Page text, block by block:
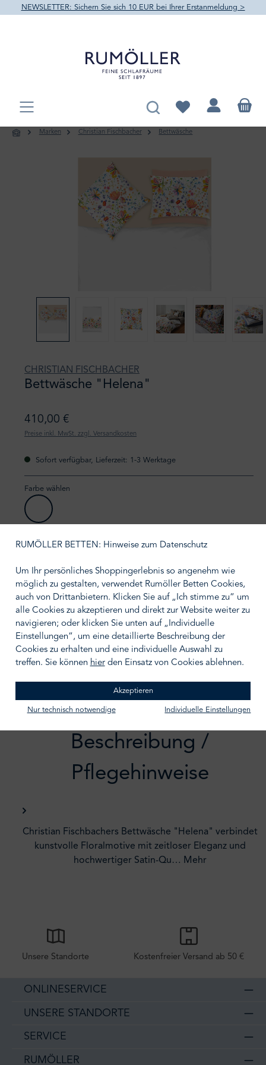
springen
NEWSLETTER: Sichern Sie sich 10 EUR bei Ihrer Erstanmeldung >
Du hast 0 Produkte
Marken Christian Fischbacher Bettwäsche
CHRISTIAN FISCHBACHER
Bettwäsche "Helena"
410,00 €
Preise inkl. MwSt. zzgl. Versandkosten
Sofort verfügbar, Lieferzeit: 1-3 Werktage
Farbe wählen
010 weiß
Größe wählenauswählen
IN DEN WARENKORB
Zum Merkzettel hinzufügen
Beschreibung /
Pflegehinweise
Christian Fischbachers Bettwäsche "Helena" verbindet
kunstvolle Floralmotive mit zeitloser Eleganz und
hochwertiger Satin-Qu… Mehr
Unsere Standorte Kostenfreier Versand ab 50 €
ONLINESERVICE
UNSERE STANDORTE
SERVICE
RUMÖLLER
RUMÖLLER BETTEN: Hinweise zum Datenschutz
Um Ihr persönliches Shoppingerlebnis so angenehm wie
möglich zu gestalten, verwendet Rumöller Betten Cookies,
auch von Drittanbietern. Klicken Sie auf „Ich stimme zu“ um
alle Cookies zu akzeptieren und direkt zur Website weiter zu
navigieren; oder klicken Sie unten auf „Individuelle
Einstellungen“, um eine detaillierte Beschreibung der
Cookies zu erhalten und eine individuelle Auswahl zu
treffen. Sie können hierden Einsatz von Cookies ablehnen.
Akzeptieren
Nur technisch notwendige Individuelle Einstellungen